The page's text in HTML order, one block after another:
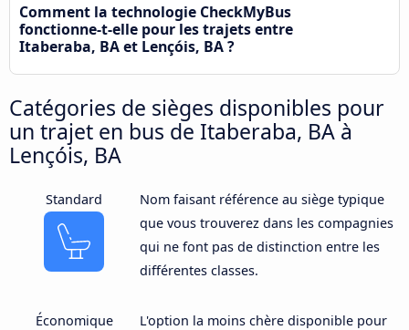
Comment la technologie CheckMyBus
fonctionne-t-elle pour les trajets entre
Itaberaba, BA et Lençóis, BA ?
Catégories de sièges disponibles pour
un trajet en bus de Itaberaba, BA à
Lençóis, BA
Standard
Nom faisant référence au siège typique
que vous trouverez dans les compagnies
qui ne font pas de distinction entre les
différentes classes.
Économique
L'option la moins chère disponible pour